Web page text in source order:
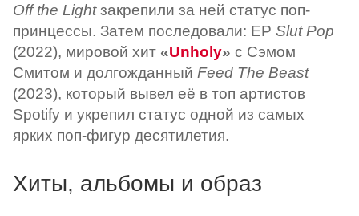
Off the Lightзакрепили за ней статус поп-
принцессы. Затем последовали: EP Slut Pop
(2022), мировой хит «Unholy» с Сэмом
Смитом и долгожданный Feed The Beast
(2023), который вывел её в топ артистов
Spotify и укрепил статус одной из самых
ярких поп-фигур десятилетия.
Хиты, альбомы и образ